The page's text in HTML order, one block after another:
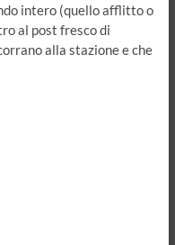
intero (quello afflitto o
al post fresco di
alla stazione e che